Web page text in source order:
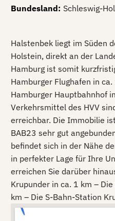
Bundesland: Schleswig-
Halstenbek liegt im Süden
Holstein, direkt an der
Hamburg ist somit
Hamburger Flughafen in
Hamburger Hauptbahnhof
Verkehrsmittel des HVV
erreichbar. Die Immobilie
BAB23 sehr gut
befindet sich in der Nähe
in perfekter Lage für Ihre
erreichen Sie darüber
Krupunder in ca. 1 km –
km – Die S-Bahn-Station